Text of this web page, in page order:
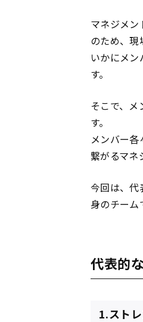
マネジメン
のため、現
いかにメ
す。
そこで、
す。
メンバー
繋がるマネ
今回は、代
身のチーム
代表的
1.スト